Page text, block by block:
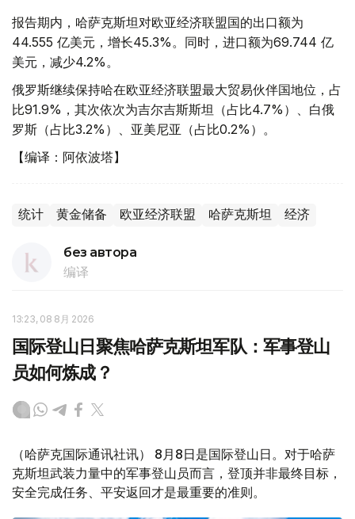
报告期内，哈萨克斯坦对欧亚经济联盟国的出口额为
44.555 亿美元，增长45.3%。同时，进口额为69.744 亿
美元，减少4.2%。
俄罗斯继续保持哈在欧亚经济联盟最大贸易伙伴国地位，占
比91.9%，其次依次为吉尔吉斯斯坦（占比4.7%）、白俄
罗斯（占比3.2%）、亚美尼亚（占比0.2%）。
【编译：阿依波塔】
统计 黄金储备 欧亚经济联盟 哈萨克斯坦 经济
без автора
编译
13:23, 08 8月 2026
国际登山日聚焦哈萨克斯坦军队：军事登山
员如何炼成？
（哈萨克国际通讯社讯） 8月8日是国际登山日。对于哈萨
克斯坦武装力量中的军事登山员而言，登顶并非最终目标，
安全完成任务、平安返回才是最重要的准则。